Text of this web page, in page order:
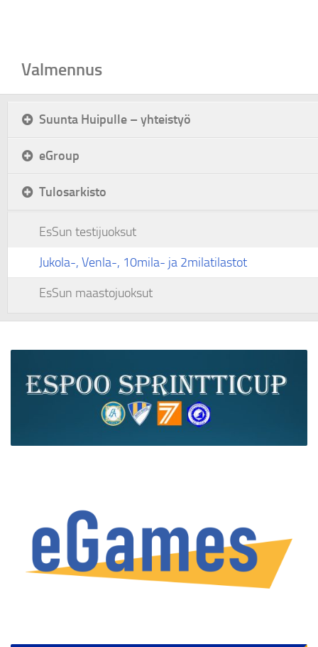
Valmennus
Suunta Huipulle – yhteistyö
eGroup
Tulosarkisto
EsSun testijuoksut
Jukola-, Venla-, 10mila- ja 2milatilastot
EsSun maastojuoksut